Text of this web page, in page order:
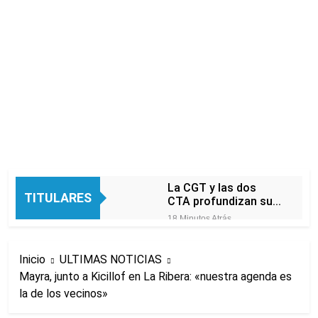
TITULARES
La CGT y las dos
CTA profundizan su
plan de lucha con
18 Minutos Atrás
primer nivel en la sede
de Quilmes
16 Horas Atrás
La Diócesis de
Inicio
ULTIMAS NOTICIAS
Mayra, junto a Kicillof en La Ribera: «nuestra agenda es
la de los vecinos»